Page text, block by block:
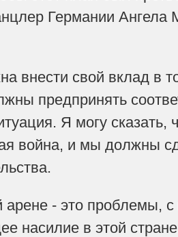
Германии Ангела
внести свой вклад в
предпринять
Я могу сказать,
война, и мы должны
- это проблемы, с
насилие в этой